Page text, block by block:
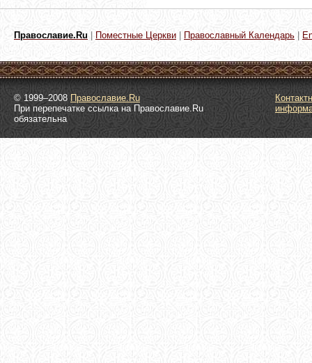
Православие.Ru Поместные Церкви Православный Календарь
© 1999–2008 Православие.Ru
При перепечатке ссылка на Православие.Ru
обязательна